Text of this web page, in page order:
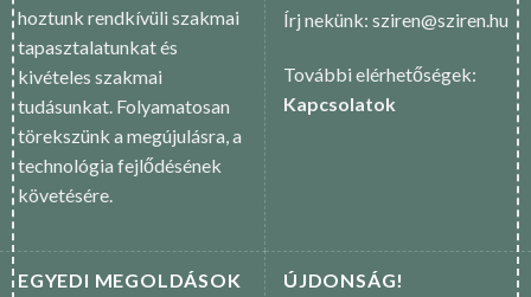
hoztunk rendkívüli szakmai
tapasztalatunkat és
kivételes szakmai
tudásunkat. Folyamatosan
törekszünk a megújulásra, a
technológia fejlődésének
követésére.
Írj nekünk: sziren@sziren.hu
További elérhetőségek:
Kapcsolatok
EGYEDI MEGOLDÁSOK
ÚJDONSÁG!